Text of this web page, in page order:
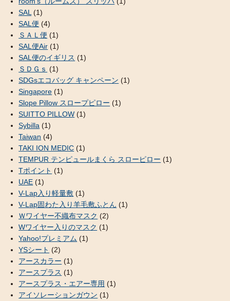
SAL (1)
SAL便 (4)
ＳＡＬ便 (1)
SAL便Air (1)
SAL便のイギリス (1)
ＳＤＧｓ (1)
SDGsエコバッグ キャンペーン (1)
Singapore (1)
Slope Pillow スロープピロー (1)
SUITTO PILLOW (1)
Sybilla (1)
Taiwan (4)
TAKI ION MEDIC (1)
TEMPUR テンピュールまくら スローピロー (1)
Tポイント (1)
UAE (1)
V-Lap入り軽量敷 (1)
V-Lap固わた入り羊毛敷ふとん (1)
Ｗワイヤー不織布マスク (2)
Wワイヤー入りのマスク (1)
Yahoo!プレミアム (1)
YSシート (2)
アースカラー (1)
アースプラス (1)
アースプラス・エアー専用 (1)
アイソレーションガウン (1)